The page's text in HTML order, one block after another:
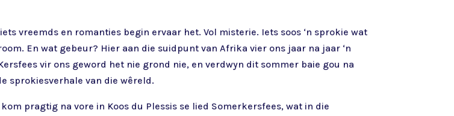
vreemds en romanties begin ervaar het. Vol misterie. Iets soos ‘n sprokie wat
En wat gebeur? Hier aan die suidpunt van Afrika vier ons jaar na jaar ‘n
vir ons geword het nie grond nie, en verdwyn dit sommer baie gou na
sprokiesverhale van die wêreld.
pragtig na vore in Koos du Plessis se lied Somerkersfees, wat in die